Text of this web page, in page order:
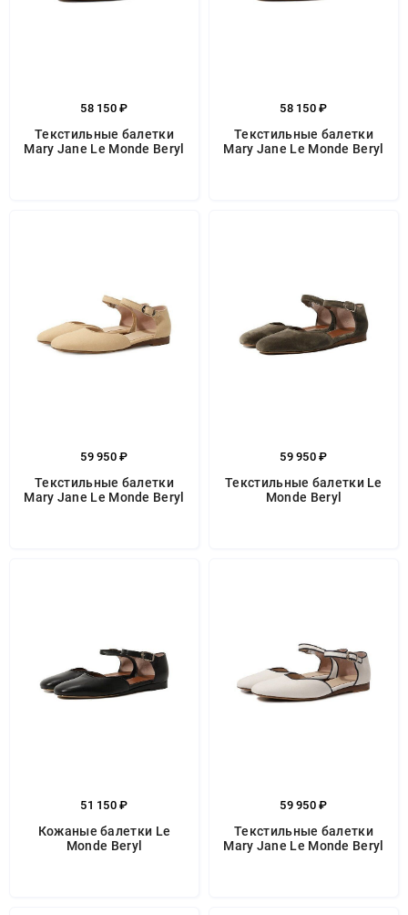
58 150 ₽
Текстильные балетки
Mary Jane Le Monde Beryl
58 150 ₽
Текстильные балетки
Mary Jane Le Monde Beryl
59 950 ₽
Текстильные балетки
Mary Jane Le Monde Beryl
59 950 ₽
Текстильные балетки Le
Monde Beryl
51 150 ₽
Кожаные балетки Le
Monde Beryl
59 950 ₽
Текстильные балетки
Mary Jane Le Monde Beryl